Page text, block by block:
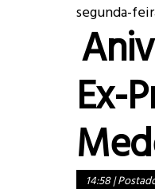
segunda-
Ex-
14:58|